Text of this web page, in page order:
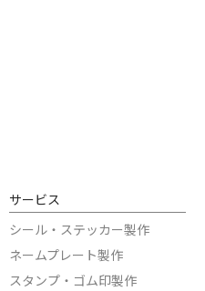
サービス
シール・ステッカー製作
ネームプレート製作
スタンプ・ゴム印製作